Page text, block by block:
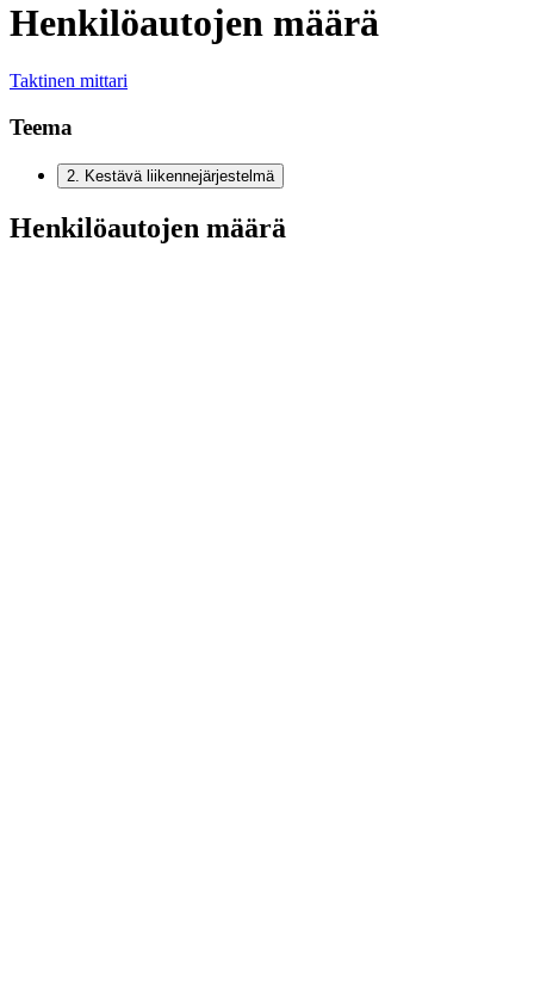
Henkilöautojen määrä
Taktinen mittari
Teema
2 Kestävä liikennejärjestelmä
Henkilöautojen määrä